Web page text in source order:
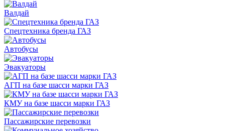
Валдай
Спецтехника бренда ГАЗ
Автобусы
Эвакуаторы
АГП на базе шасси марки ГАЗ
КМУ на базе шасси марки ГАЗ
Пассажирские перевозки